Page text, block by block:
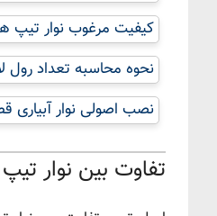
کیفیت مرغوب نوار تیپ
نحوه محاسبه تعداد رول
نصب اصولی نوار آبیاری
تفاوت بین نوار